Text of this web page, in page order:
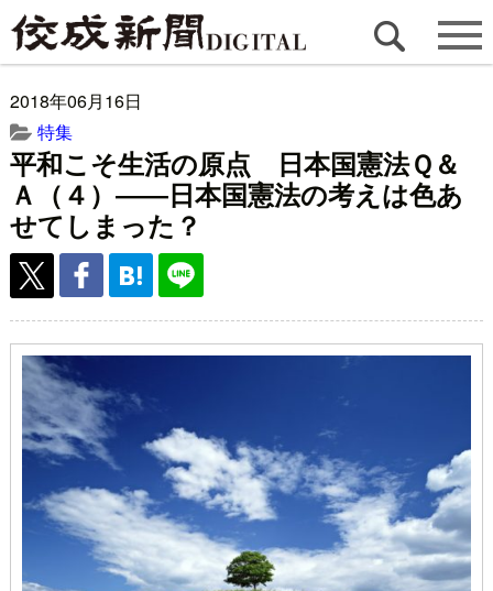
2018年06月16日
特集
平和こそ生活の原点 日本国憲法Ｑ＆
Ａ（４）――日本国憲法の考えは色あ
せてしまった？